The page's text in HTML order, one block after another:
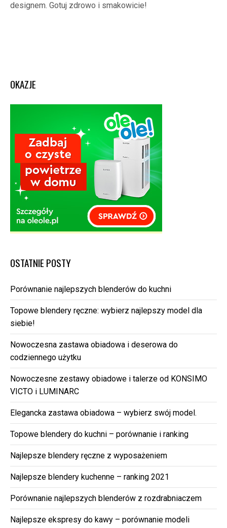
designem. Gotuj zdrowo i smakowicie!
OKAZJE
OSTATNIE POSTY
Porównanie najlepszych blenderów do kuchni
Topowe blendery ręczne: wybierz najlepszy model dla
siebie!
Nowoczesna zastawa obiadowa i deserowa do
codziennego użytku
Nowoczesne zestawy obiadowe i talerze od KONSIMO
VICTO i LUMINARC
Elegancka zastawa obiadowa – wybierz swój model.
Topowe blendery do kuchni – porównanie i ranking
Najlepsze blendery ręczne z wyposażeniem
Najlepsze blendery kuchenne – ranking 2021
Porównanie najlepszych blenderów z rozdrabniaczem
Najlepsze ekspresy do kawy – porównanie modeli